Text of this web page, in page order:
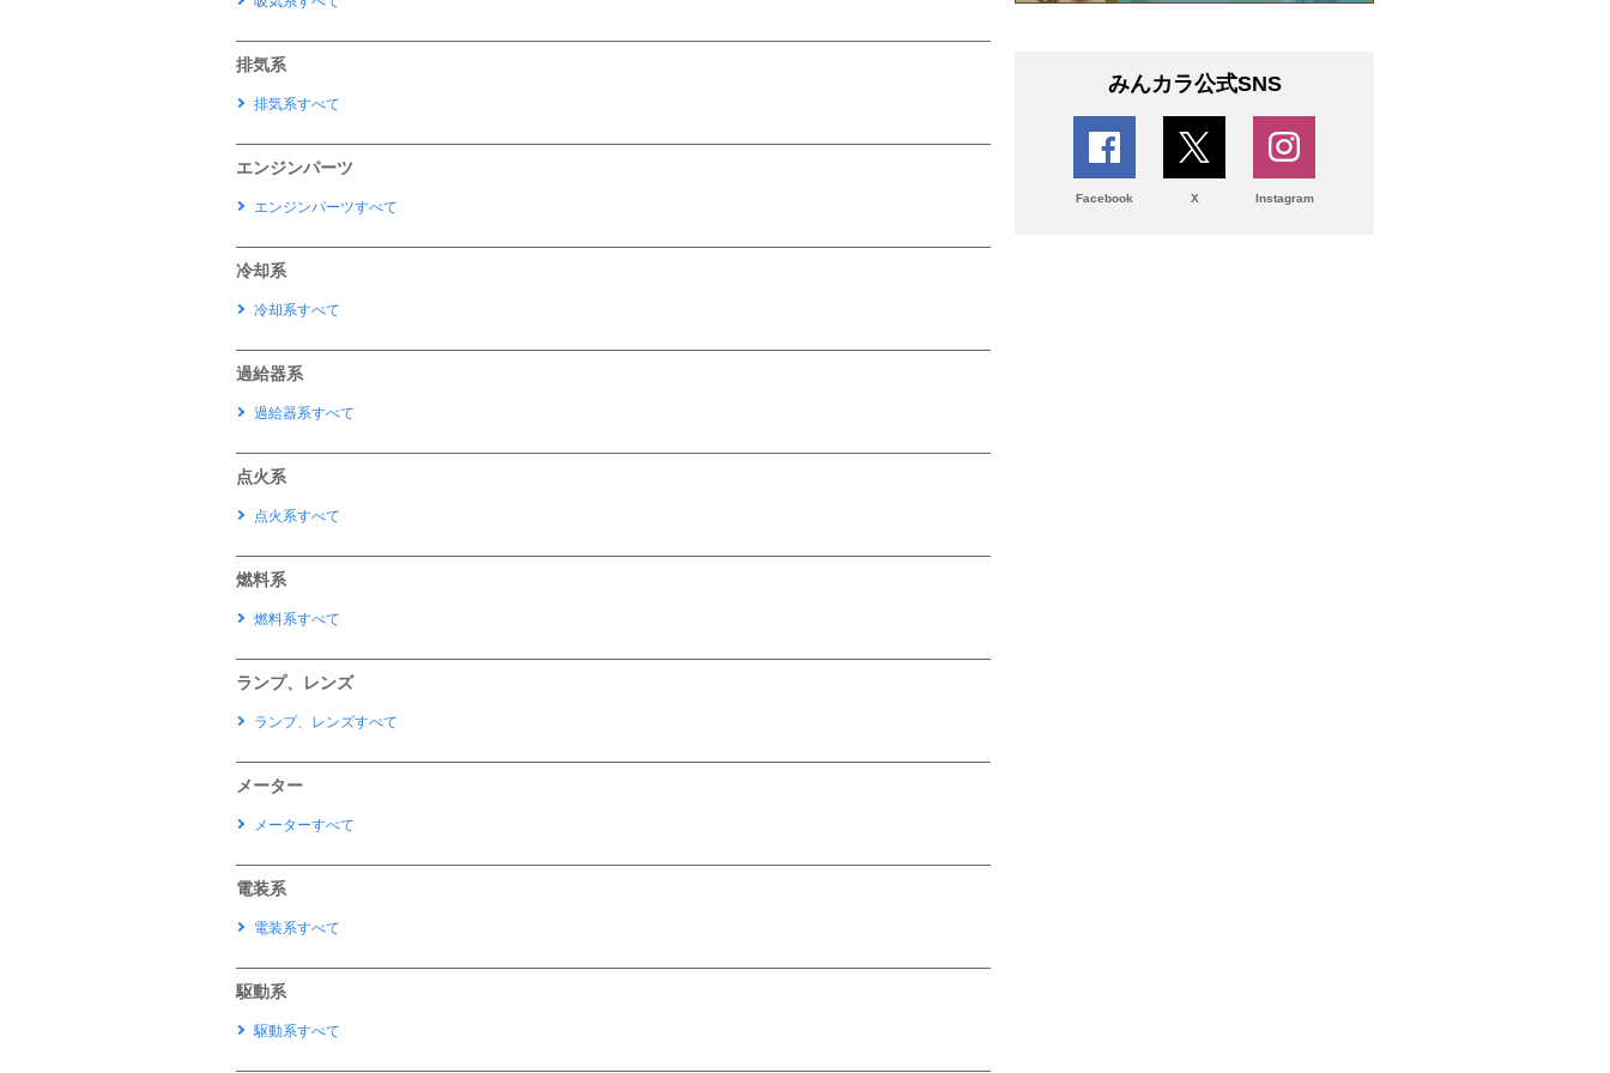
排気系
排気系すべて
エンジンパーツ
エンジンパーツすべて
冷却系
冷却系すべて
過給器系
過給器系すべて
点火系
点火系すべて
燃料系
燃料系すべて
ランプ、レンズ
ランプ、レンズすべて
メーター
メーターすべて
電装系
電装系すべて
駆動系
駆動系すべて
みんカラ公式SNS
Facebook X Instagram